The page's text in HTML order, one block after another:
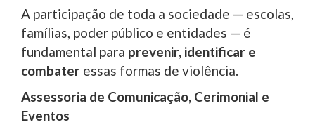
A participação de toda a sociedade — escolas,
famílias, poder público e entidades — é
fundamental para prevenir, identificar e
combater essas formas de violência.
Assessoria de Comunicação, Cerimonial e
Eventos